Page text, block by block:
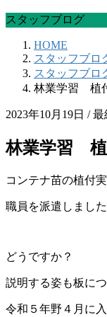
スタッフブログ
HOME
スタッフブロ
スタッフブロ
林業学習 植
2023年10月19日 / 最
林業学習 植
コンテナ苗の植付
職員を派遣しました
どうですか？
説明する姿も板に
令和５年野４月に入